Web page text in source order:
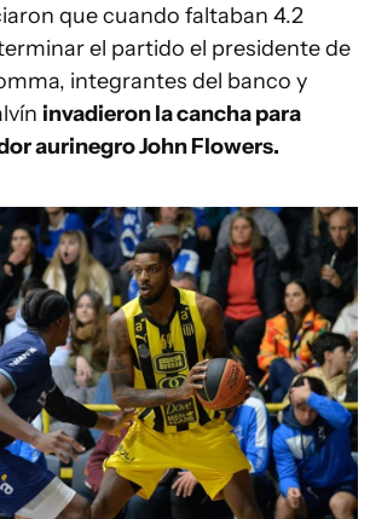
que cuando faltaban 4.2
el partido el presidente de
integrantes del banco y
invadieron la cancha para
aurinegro John Flowers.